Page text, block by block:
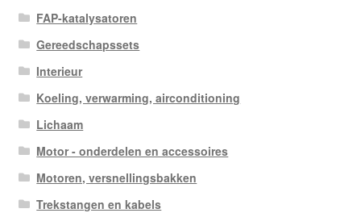
FAP-katalysatoren
Gereedschapssets
Interieur
Koeling, verwarming, airconditioning
Lichaam
Motor - onderdelen en accessoires
Motoren, versnellingsbakken
Trekstangen en kabels